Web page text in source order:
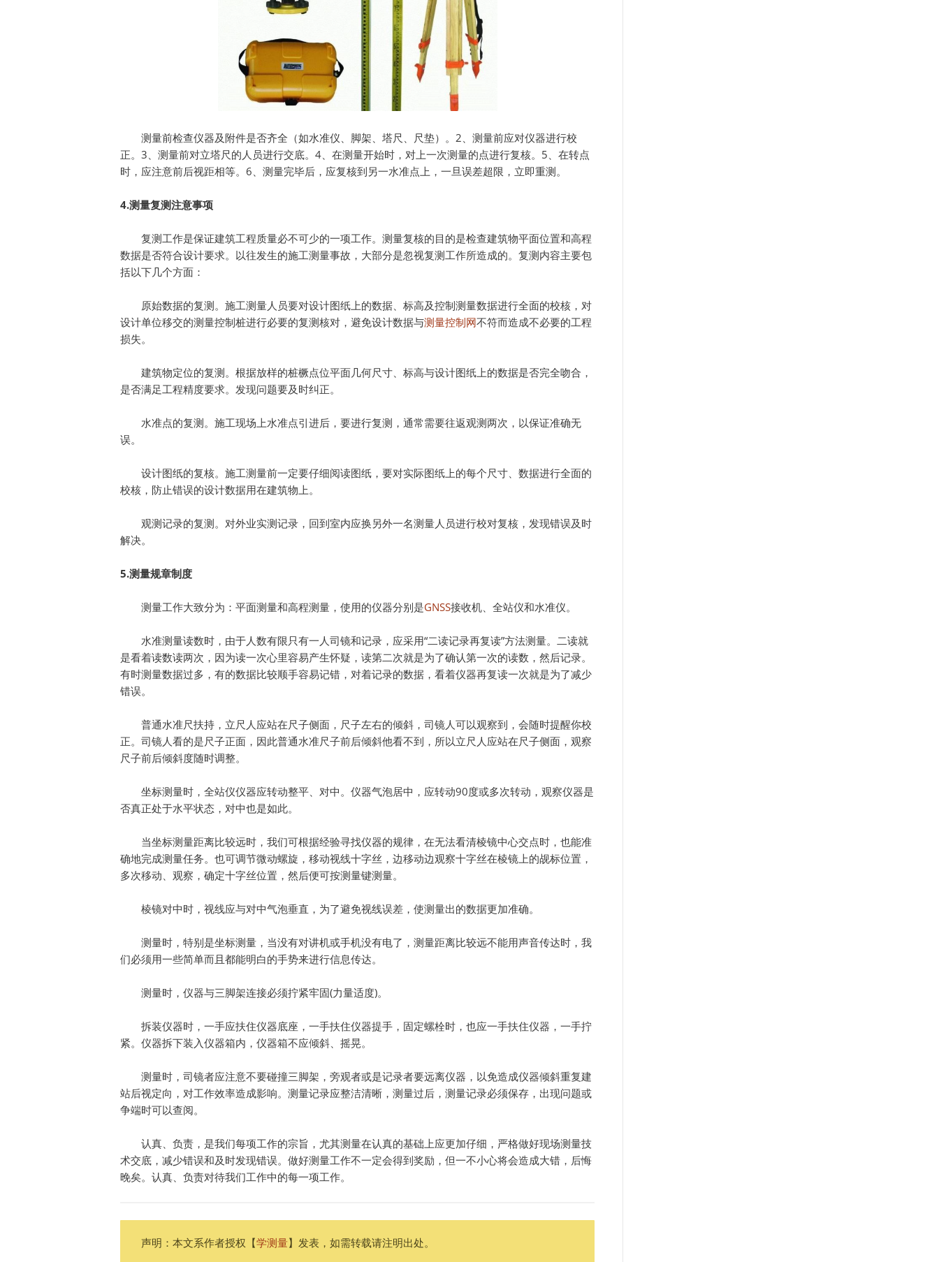
测量前检查仪器及附件是否齐全（如水准仪、脚架、塔尺、尺垫）。2、测量前应对仪器进行校
正。3、测量前对立塔尺的人员进行交底。4、在测量开始时，对上一次测量的点进行复核。5、在转点
时，应注意前后视距相等。6、测量完毕后，应复核到另一水准点上，一旦误差超限，立即重测。
4.测量复测注意事项
复测工作是保证建筑工程质量必不可少的一项工作。测量复核的目的是检查建筑物平面位置和高程
数据是否符合设计要求。以往发生的施工测量事故，大部分是忽视复测工作所造成的。复测内容主要包
括以下几个方面：
原始数据的复测。施工测量人员要对设计图纸上的数据、标高及控制测量数据进行全面的校核，对
设计单位移交的测量控制桩进行必要的复测核对，避免设计数据与测量控制网不符而造成不必要的工程
损失。
建筑物定位的复测。根据放样的桩橛点位平面几何尺寸、标高与设计图纸上的数据是否完全吻合，
是否满足工程精度要求。发现问题要及时纠正。
水准点的复测。施工现场上水准点引进后，要进行复测，通常需要往返观测两次，以保证准确无
误。
设计图纸的复核。施工测量前一定要仔细阅读图纸，要对实际图纸上的每个尺寸、数据进行全面的
校核，防止错误的设计数据用在建筑物上。
观测记录的复测。对外业实测记录，回到室内应换另外一名测量人员进行校对复核，发现错误及时
解决。
5.测量规章制度
测量工作大致分为：平面测量和高程测量，使用的仪器分别是GNSS接收机、全站仪和水准仪。
水准测量读数时，由于人数有限只有一人司镜和记录，应采用“二读记录再复读”方法测量。二读就
是看着读数读两次，因为读一次心里容易产生怀疑，读第二次就是为了确认第一次的读数，然后记录。
有时测量数据过多，有的数据比较顺手容易记错，对着记录的数据，看着仪器再复读一次就是为了减少
错误。
普通水准尺扶持，立尺人应站在尺子侧面，尺子左右的倾斜，司镜人可以观察到，会随时提醒你校
正。司镜人看的是尺子正面，因此普通水准尺子前后倾斜他看不到，所以立尺人应站在尺子侧面，观察
尺子前后倾斜度随时调整。
坐标测量时，全站仪仪器应转动整平、对中。仪器气泡居中，应转动90度或多次转动，观察仪器是
否真正处于水平状态，对中也是如此。
当坐标测量距离比较远时，我们可根据经验寻找仪器的规律，在无法看清棱镜中心交点时，也能准
确地完成测量任务。也可调节微动螺旋，移动视线十字丝，边移动边观察十字丝在棱镜上的觇标位置，
多次移动、观察，确定十字丝位置，然后便可按测量键测量。
棱镜对中时，视线应与对中气泡垂直，为了避免视线误差，使测量出的数据更加准确。
测量时，特别是坐标测量，当没有对讲机或手机没有电了，测量距离比较远不能用声音传达时，我
们必须用一些简单而且都能明白的手势来进行信息传达。
测量时，仪器与三脚架连接必须拧紧牢固(力量适度)。
拆装仪器时，一手应扶住仪器底座，一手扶住仪器提手，固定螺栓时，也应一手扶住仪器，一手拧
紧。仪器拆下装入仪器箱内，仪器箱不应倾斜、摇晃。
测量时，司镜者应注意不要碰撞三脚架，旁观者或是记录者要远离仪器，以免造成仪器倾斜重复建
站后视定向，对工作效率造成影响。测量记录应整洁清晰，测量过后，测量记录必须保存，出现问题或
争端时可以查阅。
认真、负责，是我们每项工作的宗旨，尤其测量在认真的基础上应更加仔细，严格做好现场测量技
术交底，减少错误和及时发现错误。做好测量工作不一定会得到奖励，但一不小心将会造成大错，后悔
晚矣。认真、负责对待我们工作中的每一项工作。
声明：本文系作者授权【学测量】发表，如需转载请注明出处。